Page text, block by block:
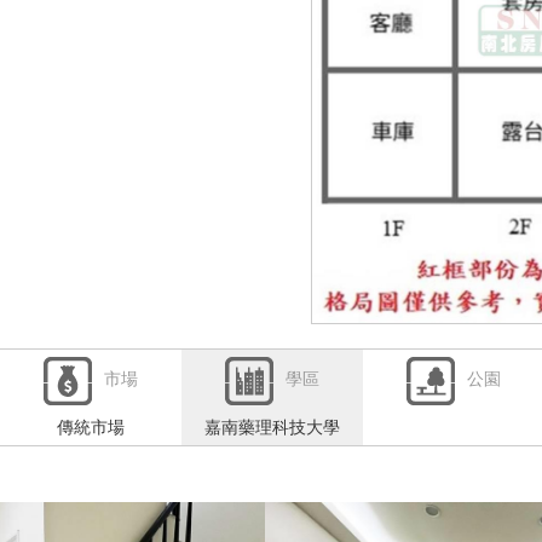
市場 學區 公園
傳統市場 嘉南藥理科技大學